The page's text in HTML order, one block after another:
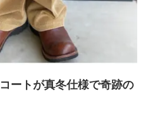
ートが真冬仕様で奇跡の